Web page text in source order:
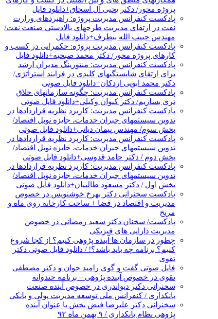
پروژه محور/ دکتر یحیی آل اسحاق+دانلود فایل
پادکست کنفرانس مدیریت پروژه: راهبردهای وزارت
نفت در ارتقای مدیریت طرحهای بالادستی صنعت نفت/
مهندس حبیب الله بیطرف+دانلود فایل
پادکست کنفرانس مدیریت پروژه: حکمرانی در کسب و
کارهای پروژه محور/ دکتر محمد صبحیه+دانلود فایل
پادکست کنفرانس مدیریت: منتورینگ مدیران ارشد
برای ارتقای شایستگیهای کلیدی در فرایند استراتژی/
دکتر محمد ابویی اردکان+دانلود فایل صوتی
پادکست کنفرانس مدیریت: چگونه سازمانهای خلاق
تری بسازیم/ دکتر کیوان وکیلی+دانلود فایل صوتی
پادکست کنفرانس مدیریت: کاربرد نظریه قراردادها در
تدوین سیستمهای جبران خدمات، جایزه نوبل اقتصاد/
بخش سوم/ مهندس پیمان دیانی+دانلود فایل صوتی
پادکست کنفرانس مدیریت: کاربرد نظریه قراردادها در
تدوین سیستمهای جبران خدمات، جایزه نوبل اقتصاد/
بخش دوم / دکتر حامد قدوسی+دانلود فایل صوتی
پادکست کنفرانس مدیریت: کاربرد نظریه قراردادها در
تدوین سیستمهای جبران خدمات، جایزه نوبل اقتصاد/
بخش اول / دکتر مسعود طالبیان+دانلود فایل صوتی
پادکست سخنرانی دکتر بهرخ خوشنویس در خصوص
مدیریت و اقتصاد در فضا + ساخت کارخانه روی ماه و
مریخ
پادکست/ سخنان دکتر سعید رمضانی در خصوص
مدیریت دارایی های فیزیکی
چطور در سازمان ها آینده پژوهی کنیم؟ از کجا شروع
کنیم؟ برنامه چه باید باشد؟! / دانلود فایل صوتی دکتر
تقوی
فایل صوتی گفت و گوی رامبد جوان و دکتر مصطفی
تقوی در خصوص آینده پژوهی – برنامه خندوانه
سخنرانی دکتر دیواندری در خصوص آینده صنعت
بانکداری / کنفرانس ملی توسعه مدیریت پولی و بانکی
سخنرانی دکتر علیرضا فیض بخش با عنوان آینده
پژوهی نظام بانکداری / ۹ بهمن ماه ۹۲